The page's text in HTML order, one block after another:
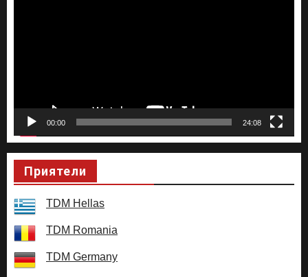
00:00 24:08
Приятели
TDM Hellas
TDM Romania
TDM Germany